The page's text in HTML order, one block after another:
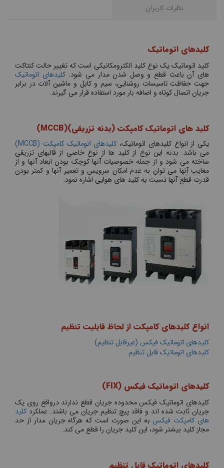
نظرات کاربران
کلیدهای اتوماتیک
کلید اتوماتیک یک نوع کلید الکترومکانیکی است که تغییر حالت کنتاکت
های آن باعث قطع و وصل شدن مدار می شود.کلیدهای اتوماتیک
جهت حفاظت تاسیسات روشنایی، سیم و کابل و ماشین آلات در برابر
جریان اتصال کوتاه و اضافه بار مورد استفاده قرار می گیرند.
کلید های اتوماتیک کامپکت (بدنه تزریقی)(MCCB
)
یکی از انواع کلیدهای اتوماتیک، کلیدهای اتوماتیک کامپکت (MCCB)
می باشد. بدنه این نوع از کلید ها از نوع خاصی از قالبهای تزریقی
ساخته می شود و از جمله خصوصیات آنها کوچک بودن ابعاد آنها و از
معایب آنها می توان به عدم امکان سرویس و تعمیر آنها و کمتر بودن
قدرت قطع آنها نسبت به کلید های هوایی اشاره نمود.
انواع کلیدهای کامپکت از لحاظ قابلیت تنظیم
کلیدهای اتوماتیک فیکس (غیرقابل تنظیم)
کلیدهای اتوماتیک قابل تنظیم
کلیدهای اتوماتیک فیکس (FIX
)
کلیدهای اتوماتیک فیکس محدوده جریان قطع ندارند درواقع روی یک
جریان ثابت شده اند و فاقد پیچ تنظیم جریان می باشند. عملکرد کلید
های کامپکت فیکس به این صورت است که هرگاه جریان مدار از حد
مجاز کلید بیشتر شود، این کلید جریان را قطع می کند.
کلیدهای اتوماتیک قابل تنظیم